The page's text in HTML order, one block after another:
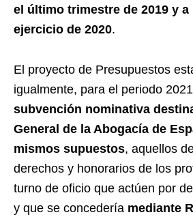
el último trimestre de 2019 y
ejercicio de 2020.
El proyecto de Presupuestos
igualmente, para el periodo
subvención nominativa
General de la Abogacía de
mismos supuestos, aquellos
derechos y honorarios de los
turno de oficio que actúen por
y que se concedería mediante